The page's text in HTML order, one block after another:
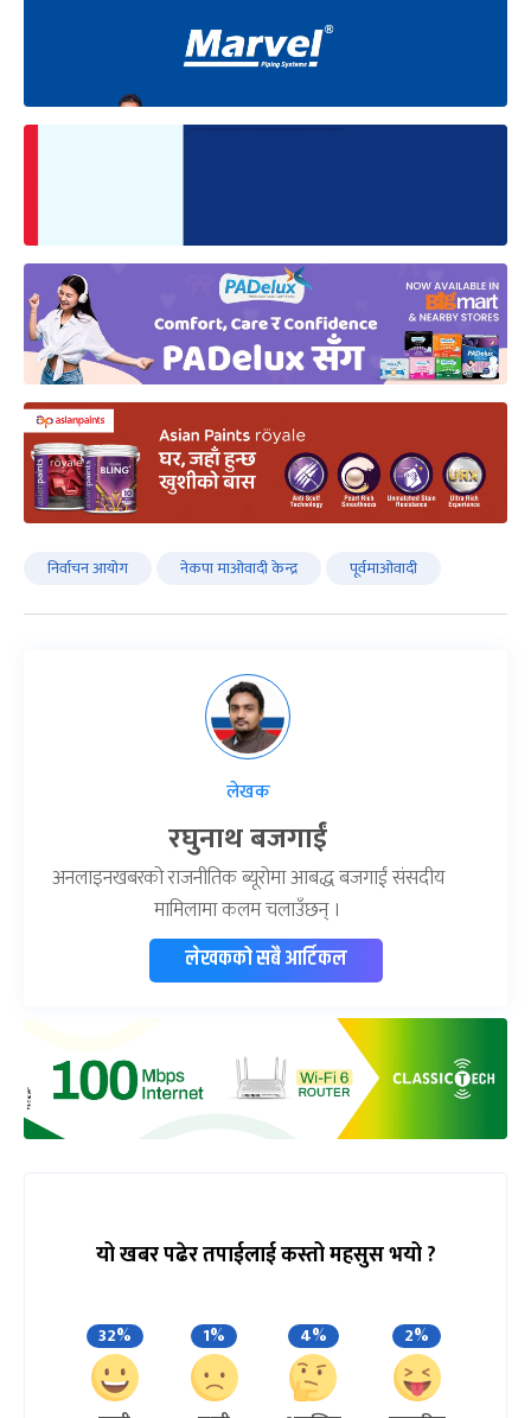
निर्वाचन आयोग नेकपा माओवादी केन्द्र पूर्वमाओवादी
लेखक
रघुनाथ बजगाईं
अनलाइनखबरको राजनीतिक ब्यूरोमा आबद्ध बजगाईं संसदीय
मामिलामा कलम चलाउँछन् ।
लेखकको सबै आर्टिकल
यो खबर पढेर तपाईलाई कस्तो महसुस भयो ?
32% 1% 4% 2%